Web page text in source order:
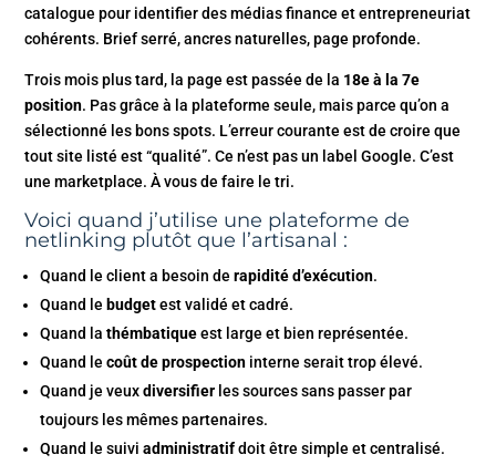
catalogue pour identifier des médias finance et entrepreneuriat
cohérents. Brief serré, ancres naturelles, page profonde.
Trois mois plus tard, la page est passée de la 18e à la 7e
position. Pas grâce à la plateforme seule, mais parce qu’on a
sélectionné les bons spots. L’erreur courante est de croire que
tout site listé est “qualité”. Ce n’est pas un label Google. C’est
une marketplace. À vous de faire le tri.
Voici quand j’utilise une plateforme de
netlinking plutôt que l’artisanal :
Quand le client a besoin derapidité d’exécution.
Quand le budgetest validé et cadré.
Quand lathémbatiqueest large et bien représentée.
Quand lecoût de prospection interne serait trop élevé.
Quand je veuxdiversifier les sources sans passer par
toujours les mêmes partenaires.
Quand le suiviadministratifdoit être simple et centralisé.